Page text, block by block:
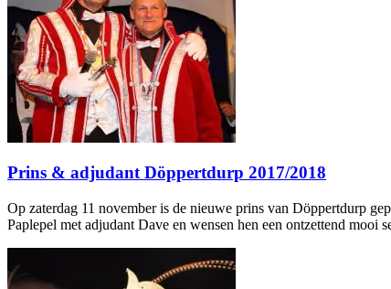
Prins & adjudant Döppertdurp 2017/2018
Op zaterdag 11 november is de nieuwe prins van Döppertdurp
Paplepel met adjudant Dave en wensen hen een ontzettend